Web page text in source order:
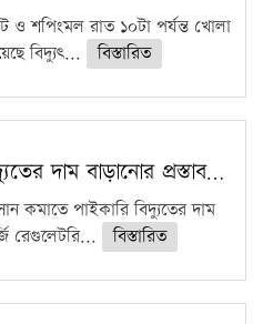
শপিংমল রাত ১০টা পর্যন্ত খোলা
বিদ্যুৎ...
বিস্তারিত
দাম বাড়ানোর প্রস্তাব…
কমাতে পাইকারি বিদ্যুতের দাম
রেগুলেটরি...
বিস্তারিত